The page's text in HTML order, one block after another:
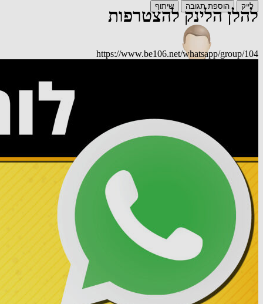
להלן הלינק להצטרפות
https://www.be106.net/whatsapp/group/104
לייק הוספת תגובה שיתוף
גאולה מתוך שמחה וטוב לבב 🙂
15.05.25 08:05
תגובה